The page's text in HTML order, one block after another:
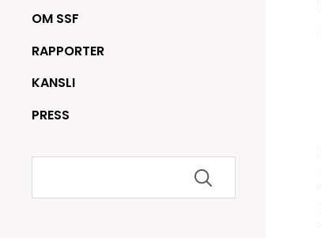
OM SSF
RAPPORTER
KANSLI
PRESS
Sök